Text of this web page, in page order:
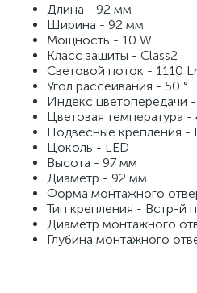
Длина - 92 мм
Ширина - 92 мм
Мощность - 10 W
Класс защиты - Class2
Световой поток - 1110
Угол рассеивания - 50 °
Индекс цветопередачи
Цветовая температура
Подвесные крепления -
Цоколь - LED
Высота - 97 мм
Диаметр - 92 мм
Форма монтажного
Тип крепления - Встр-й
Диаметр монтажного
Глубина монтажного